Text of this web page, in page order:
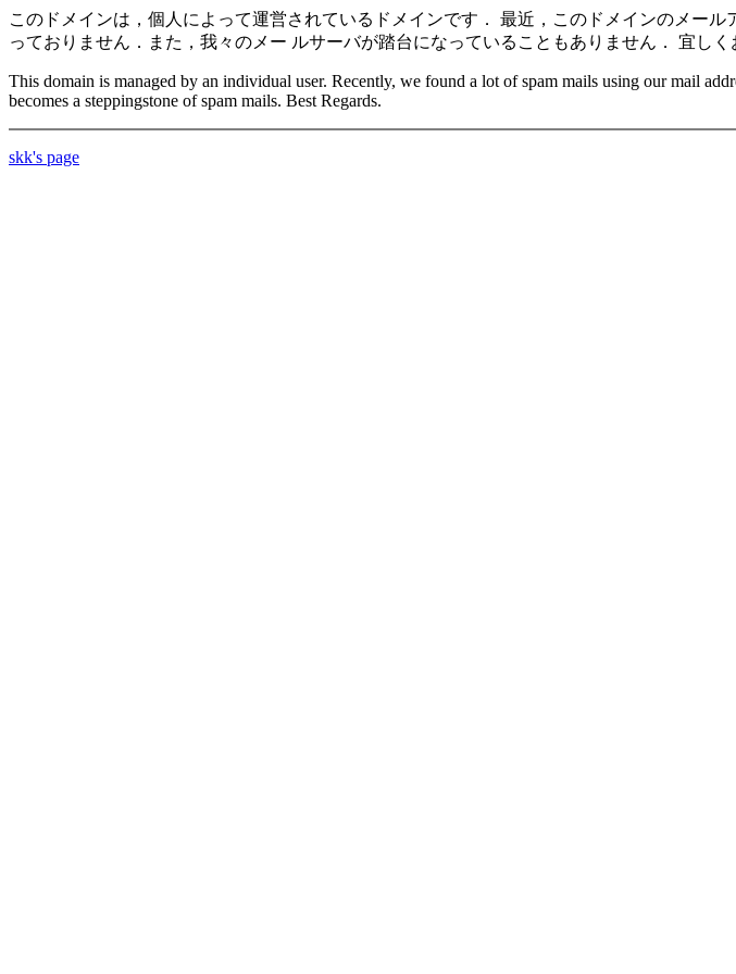
このドメインは，個人によって運営されているドメインです． 最近，このドメインのメー
っておりません．また，我々のメー ルサーバが踏台になっていることもありません． 宜しく
This domain is managed by an individual user. Recently, we found a lot of spam mails using our mail
becomes a steppingstone of spam mails. Best Regards.
skk's page